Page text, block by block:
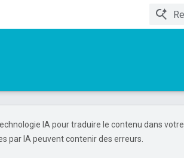
IA pour traduire le contenu dans votre
par IA peuvent contenir des erreurs.